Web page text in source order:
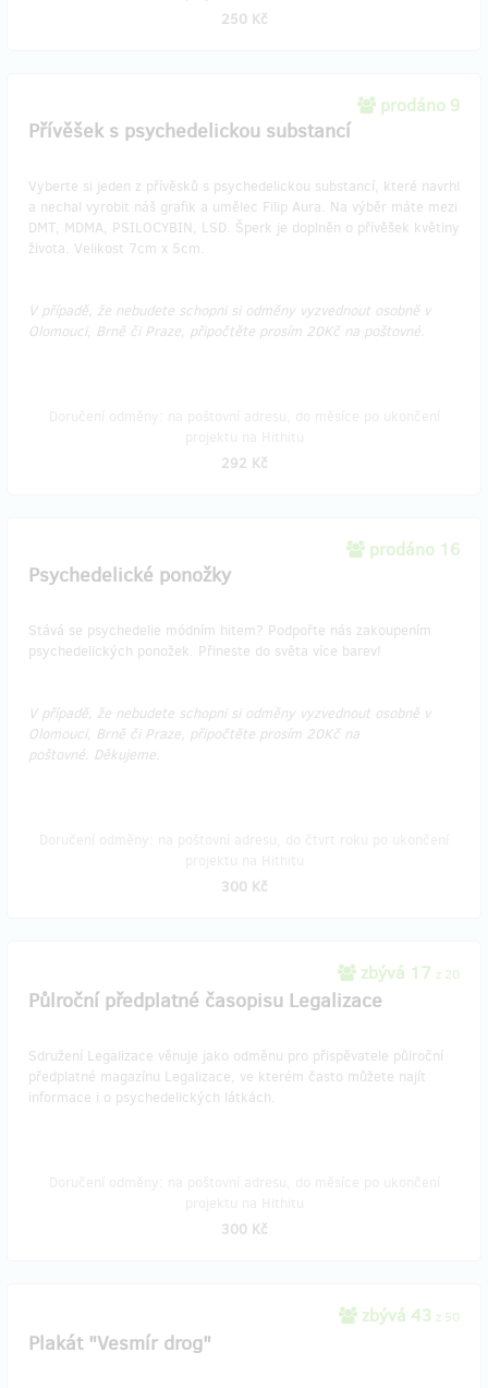
250 Kč
prodáno 9
Přívěšek s psychedelickou substancí
Vyberte si jeden z přívěsků s psychedelickou substancí, které navrhl
a nechal vyrobit náš grafik a umělec Filip Aura. Na výběr máte mezi
DMT, MDMA, PSILOCYBIN, LSD. Šperk je doplněn o přívěšek květiny
života. Velikost 7cm x 5cm.
V případě, že nebudete schopni si odměny vyzvednout osobně v
Olomouci, Brně či Praze, připočtěte prosím 20Kč na poštovné.
292 Kč
prodáno 16
Psychedelické ponožky
Stává se psychedelie módním hitem? Podpořte nás zakoupením
psychedelických ponožek. Přineste do světa více barev!
V případě, že nebudete schopni si odměny vyzvednout osobně v
Olomouci, Brně či Praze, připočtěte prosím 20Kč na
poštovné. Děkujeme.
300 Kč
zbývá 17 z 20
Půlroční předplatné časopisu Legalizace
Sdružení Legalizace věnuje jako odměnu pro přispěvatele půlroční
předplatné magazínu Legalizace, ve kterém často můžete najít
informace i o psychedelických látkách.
300 Kč
zbývá 43 z 50
Plakát "Vesmír drog"